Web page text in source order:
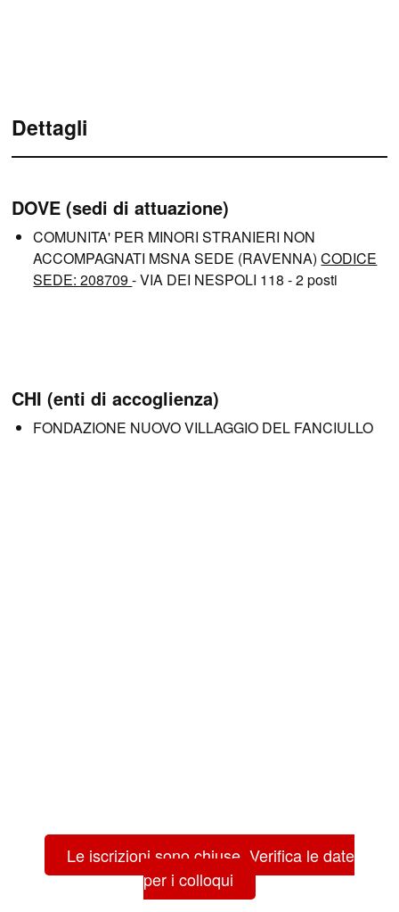
Dettagli
CHI (enti di accoglienza)
FONDAZIONE NUOVO VILLAGGIO DEL FANCIULLO
DOVE (sedi di attuazione)
COMUNITA' PER MINORI STRANIERI NON
ACCOMPAGNATI MSNA SEDE (RAVENNA)CODICE
SEDE: 208709- VIA DEI NESPOLI 118 - 2 posti
Le iscrizioni sono chiuse. Verifica le date
per i colloqui